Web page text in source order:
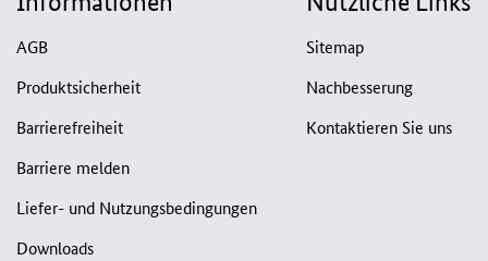
AGB
Produktsicherheit
Barrierefreiheit
Barriere melden
Liefer- und Nutzungsbedingungen
Downloads
Sitemap
Nachbesserung
Kontaktieren Sie uns